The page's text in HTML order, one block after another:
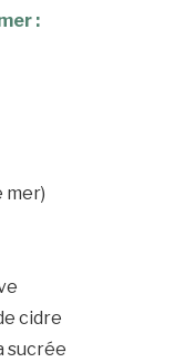
:
mer)
cidre
sucrée